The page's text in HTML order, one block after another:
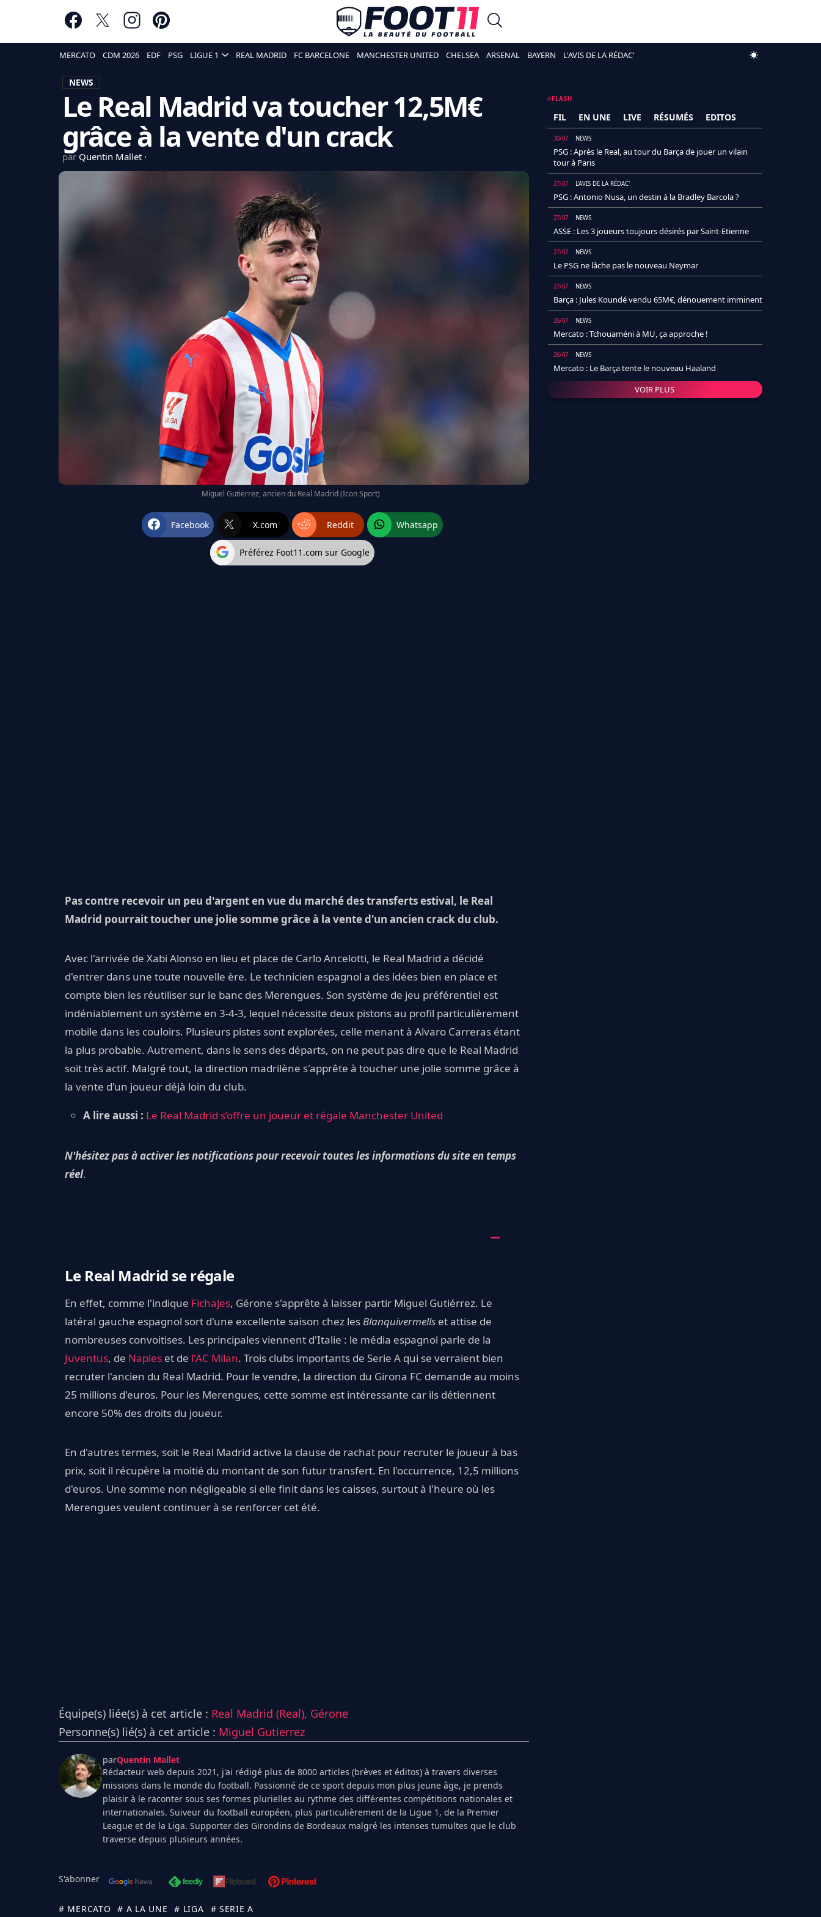
MERCATO CDM 2026 EDF PSG LIGUE 1 REAL MADRID FC BARCELONE MANCHESTER UNITED CHELSEA ARSENAL BAYERN L'AVIS DE LA RÉDAC'
NEWS
Le Real Madrid va toucher 12,5M€
grâce à la vente d'un crack
par Quentin Mallet
Miguel Gutierrez, ancien du Real Madrid (Icon Sport)
Facebook X.com Reddit Whatsapp
Préférez Foot11.com sur Google
Pas contre recevoir un peu d'argent en vue du marché des transferts estival, le Real
Madrid pourrait toucher une jolie somme grâce à la vente d'un ancien crack du club.
Avec l'arrivée de Xabi Alonso en lieu et place de Carlo Ancelotti, le Real Madrid a décidé
d'entrer dans une toute nouvelle ère. Le technicien espagnol a des idées bien en place et
compte bien les réutiliser sur le banc des Merengues. Son système de jeu préférentiel est
indéniablement un système en 3-4-3, lequel nécessite deux pistons au profil particulièrement
mobile dans les couloirs. Plusieurs pistes sont explorées, celle menant à Alvaro Carreras étant
la plus probable. Autrement, dans le sens des départs, on ne peut pas dire que le Real Madrid
soit très actif. Malgré tout, la direction madrilène s'apprête à toucher une jolie somme grâce à
la vente d'un joueur déjà loin du club.
A lire aussi : Le Real Madrid s’offre un joueur et régale Manchester United
N'hésitez pas à activer les notifications pour recevoir toutes les informations du site en temps
réel.
Le Real Madrid se régale
En effet, comme l'indique Fichajes, Gérone s'apprête à laisser partir Miguel Gutiérrez. Le
latéral gauche espagnol sort d'une excellente saison chez lesBlanquivermells et attise de
nombreuses convoitises. Les principales viennent d'Italie : le média espagnol parle de la
Juventus, de Naples et de l'AC Milan. Trois clubs importants de Serie A qui se verraient bien
recruter l'ancien du Real Madrid. Pour le vendre, la direction du Girona FC demande au moins
25 millions d'euros. Pour les Merengues, cette somme est intéressante car ils détiennent
encore 50% des droits du joueur.
En d'autres termes, soit le Real Madrid active la clause de rachat pour recruter le joueur à bas
prix, soit il récupère la moitié du montant de son futur transfert. En l'occurrence, 12,5 millions
d'euros. Une somme non négligeable si elle finit dans les caisses, surtout à l'heure où les
Merengues veulent continuer à se renforcer cet été.
Équipe(s) liée(s) à cet article : Real Madrid (Real), Gérone
Personne(s) lié(s) à cet article : Miguel Gutierrez
parQuentin Mallet
Rédacteur web depuis 2021, j'ai rédigé plus de 8000 articles (brèves et éditos) à travers diverses
missions dans le monde du football. Passionné de ce sport depuis mon plus jeune âge, je prends
plaisir à le raconter sous ses formes plurielles au rythme des différentes compétitions nationales et
internationales. Suiveur du football européen, plus particulièrement de la Ligue 1, de la Premier
League et de la Liga. Supporter des Girondins de Bordeaux malgré les intenses tumultes que le club
traverse depuis plusieurs années.
S'abonner
# MERCATO # A LA UNE # LIGA # SERIE A
FLASH
FIL EN UNE LIVE RÉSUMÉS EDITOS
30/07 NEWS
PSG : Après le Real, au tour du Barça de jouer un vilain
tour à Paris
27/07 L'AVIS DE LA RÉDAC'
PSG : Antonio Nusa, un destin à la Bradley Barcola ?
27/07 NEWS
ASSE : Les 3 joueurs toujours désirés par Saint-Etienne
27/07 NEWS
Le PSG ne lâche pas le nouveau Neymar
27/07 NEWS
Barça : Jules Koundé vendu 65M€, dénouement imminent
26/07 NEWS
Mercato : Tchouaméni à MU, ça approche !
26/07 NEWS
Mercato : Le Barça tente le nouveau Haaland
VOIR PLUS